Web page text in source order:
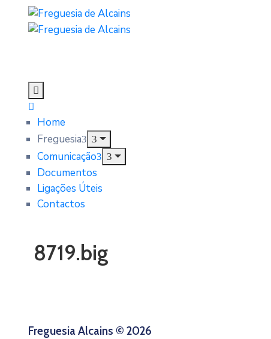
Home
Freguesia
Comunicação
Documentos
Ligações Úteis
Contactos
8719.big
Freguesia Alcains © 2026